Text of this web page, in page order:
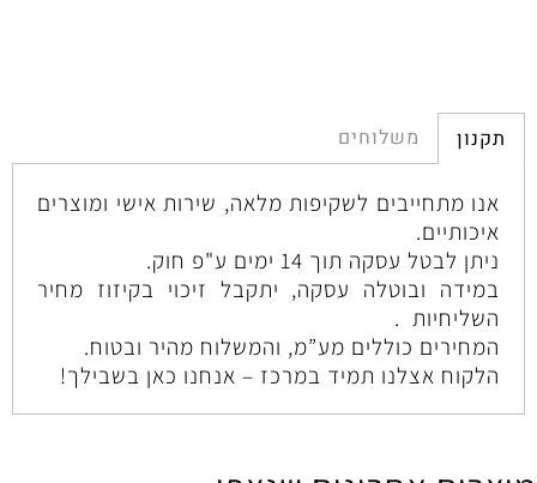
תקנון משלוחים
אנו מתחייבים לשקיפות מלאה, שירות אישי ומוצרים
איכותיים.
ניתן לבטל עסקה תוך 14 ימים ע"פ חוק.
במידה ובוטלה עסקה, יתקבל זיכוי בקיזוז מחיר
השליחיות .
המחירים כוללים מע”מ, והמשלוח מהיר ובטוח.
הלקוח אצלנו תמיד במרכז – אנחנו כאן בשבילך!